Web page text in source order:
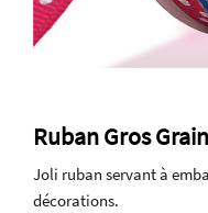
Ruban Gros
Joli ruban servant à
décorations.